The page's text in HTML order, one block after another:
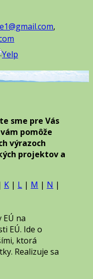
,
sme pre Vás
pomôže
výrazoch
projektov a
K | L | M | N |
EÚ na
EÚ. Ide o
ktorá
Realizuje sa